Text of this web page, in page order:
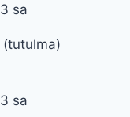
sa
(tutulma)
sa